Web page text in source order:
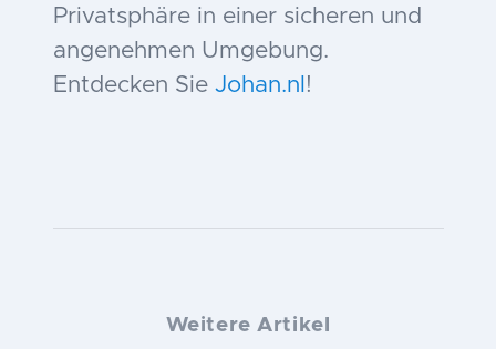
Privatsphäre in einer sicheren und
angenehmen Umgebung.
Entdecken Sie Johan.nl !
Weitere Artikel